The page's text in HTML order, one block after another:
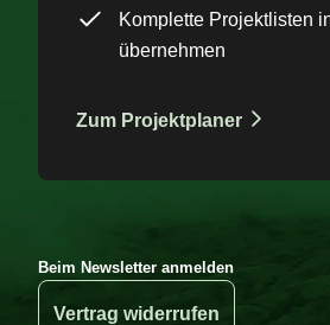
Komplette Projektlisten
übernehmen
Zum Projektplaner
Beim Newsletter anmelden
Vertrag widerrufen